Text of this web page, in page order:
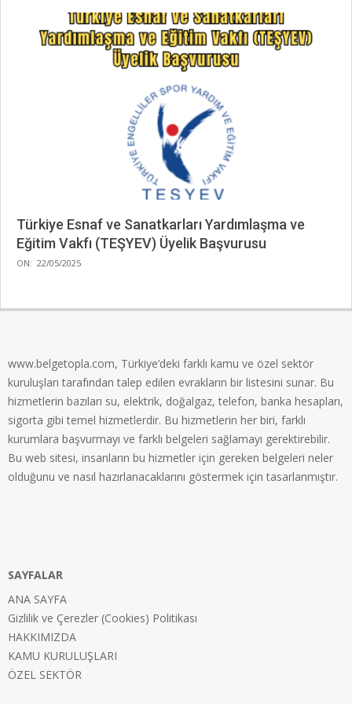
Türkiye Esnaf ve Sanatkarları Yardımlaşma ve
Eğitim Vakfı (TEŞYEV) Üyelik Başvurusu
2025-
ON: 22/05/2025
www.belgetopla.com, Türkiye’deki farklı kamu ve özel sektör
kuruluşları tarafından talep edilen evrakların bir listesini sunar. Bu
hizmetlerin bazıları su, elektrik, doğalgaz, telefon, banka hesapları,
sigorta gibi temel hizmetlerdir. Bu hizmetlerin her biri, farklı
kurumlara başvurmayı ve farklı belgeleri sağlamayı gerektirebilir.
Bu web sitesi, insanların bu hizmetler için gereken belgeleri neler
olduğunu ve nasıl hazırlanacaklarını göstermek için tasarlanmıştır.
SAYFALAR
ANA SAYFA
Gizlilik ve Çerezler (Cookies) Politikası
HAKKIMIZDA
KAMU KURULUŞLARI
ÖZEL SEKTÖR